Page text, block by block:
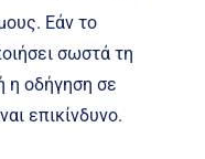
Εάν το
σωστά τη
η οδήγηση σε
επικίνδυνο.